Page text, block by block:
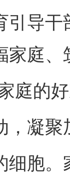
引导
家庭
的好
凝聚
胞。